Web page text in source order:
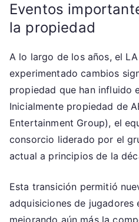
Eventos
la propiedad
A lo largo de los años, el
experimentado cambios
propiedad que han influido
Inicialmente propiedad de
Entertainment Group), el
consorcio liderado por el
actual a principios de la
Esta transición permitió
adquisiciones de jugadores